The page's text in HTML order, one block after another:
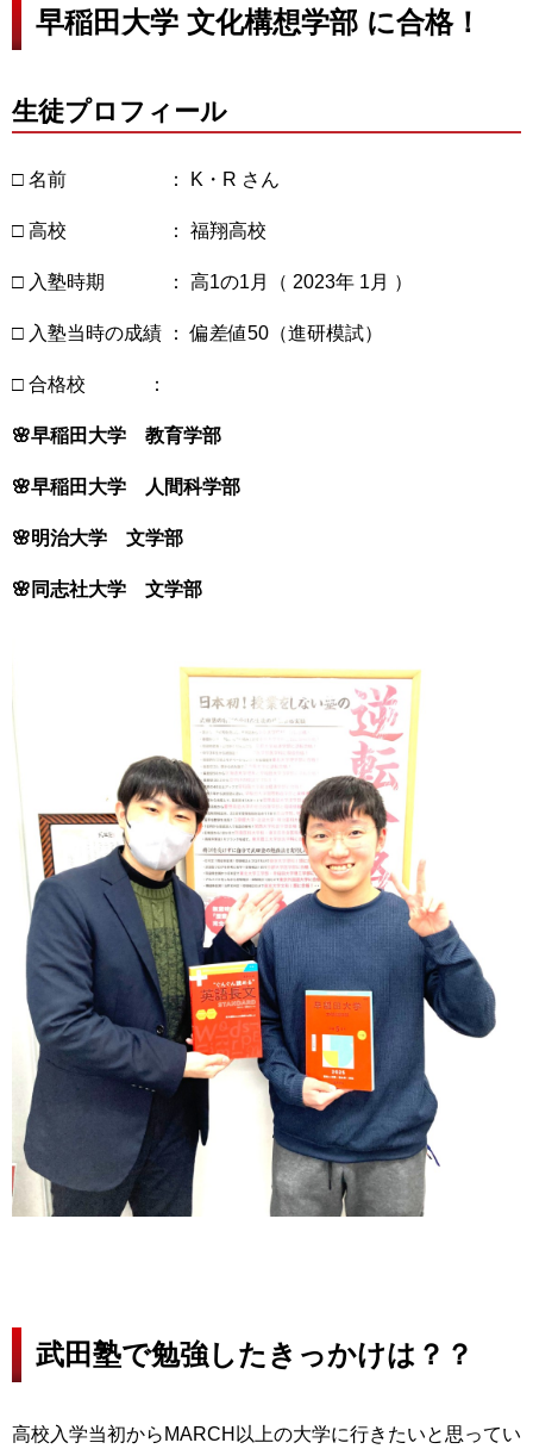
早稲田大学 文化構想学部 に合格！
生徒プロフィール
□ 名前 ： K・R さん
□ 高校 ： 福翔高校
□ 入塾時期 ： 高1の1月（ 2023年 1月 ）
□ 入塾当時の成績 ： 偏差値50（進研模試）
□ 合格校 ：
🌸早稲田大学 教育学部
🌸早稲田大学 人間科学部
🌸明治大学 文学部
🌸同志社大学 文学部
武田塾で勉強したきっかけは？？
高校入学当初からMARCH以上の大学に行きたいと思ってい